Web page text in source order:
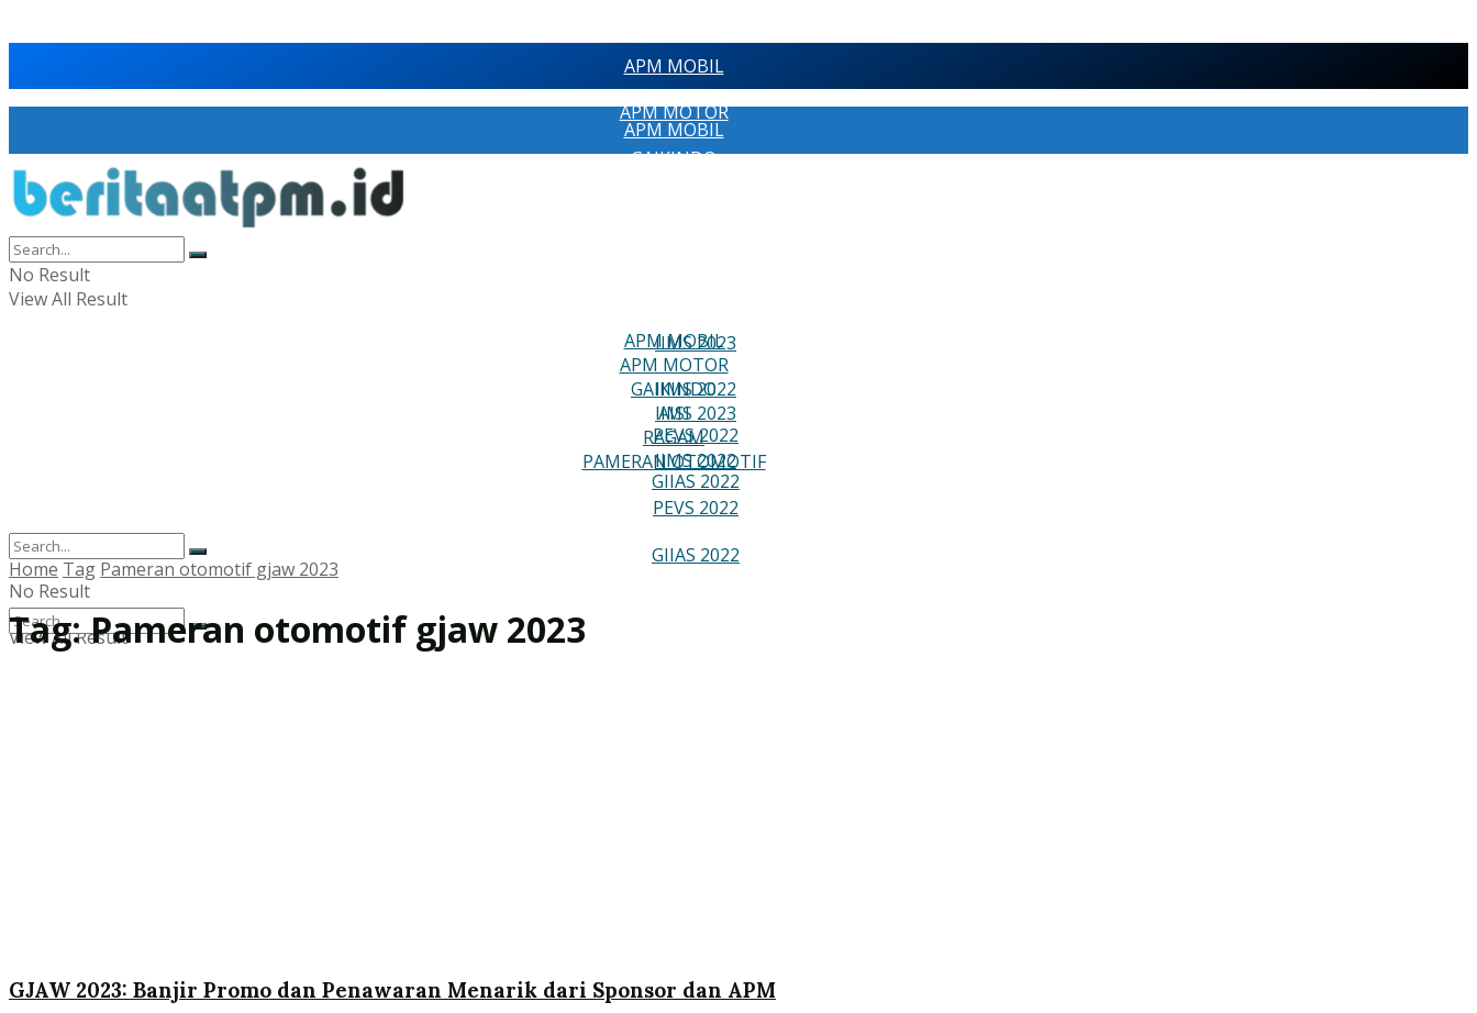
APM MOBIL
APM MOTOR
GAIKINDO
IIMS 2023
IIMS 2022
PEVS 2022
GIIAS 2022
No Result
View All Result
APM MOBIL
PAMERAN OTOMOTIF
IIMS 2023
IIMS 2022
PEVS 2022
GIIAS 2022
No Result
View All Result
APM MOBIL
APM MOTOR
GAIKINDO
AISI
RAGAM
PAMERAN OTOMOTIF
Home Tag Pameran otomotif gjaw 2023
Tag:Pameran otomotif gjaw 2023
GJAW 2023: Banjir Promo dan Penawaran Menarik dari Sponsor dan APM